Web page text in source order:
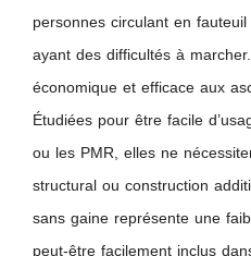
personnes circulant en
ayant des difficultés à
économique et efficace aux
Étudiées pour être facile
ou les PMR, elles ne
structural ou construction
sans gaine représente une
peut-être facilement inclus